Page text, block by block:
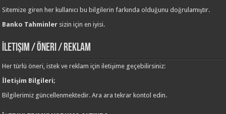
Sitemize giren her kullanıcı bu bilgilerin farkında olduğunu doğrulamıştır.
Banko Tahminler sizin için en iyisi.
İletişim / Öneri / Reklam
Her türlü öneri, istek ve reklam için iletişime geçebilirsiniz:
İletişim Bilgileri;
Bilgilerimiz güncellenmektedir. Ara ara tekrar kontol edin.